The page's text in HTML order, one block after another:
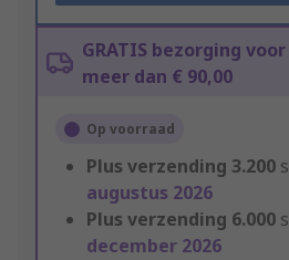
GRATIS bezorging
meer dan € 90,00
Op voorraad
Plus verzending 3.200
augustus 2026
Plus verzending 6.000
december 2026